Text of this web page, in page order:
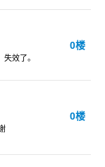
0楼
效了。
0楼